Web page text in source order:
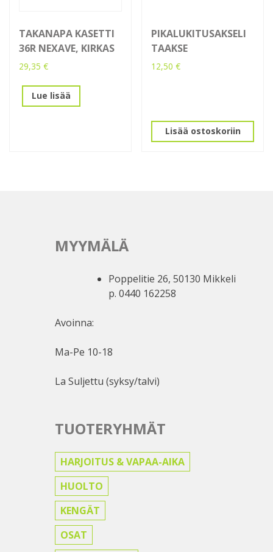
TAKANAPA KASETTI
36R NEXAVE, KIRKAS
29,35 €
Lue lisää
PIKALUKITUSAKSELI
TAAKSE
12,50€
Lisää ostoskoriin
MYYMÄLÄ
Poppelitie 26, 50130 Mikkeli
p. 0440 162258
Avoinna:
Ma-Pe 10-18
La Suljettu (syksy/talvi)
TUOTERYHMÄT
HARJOITUS & VAPAA-AIKA
HUOLTO
KENGÄT
OSAT